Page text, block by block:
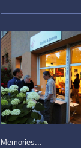
Memories...